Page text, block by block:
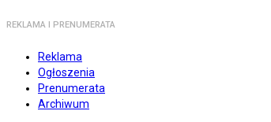
REKLAMA I PRENUMERATA
Reklama
Ogłoszenia
Prenumerata
Archiwum